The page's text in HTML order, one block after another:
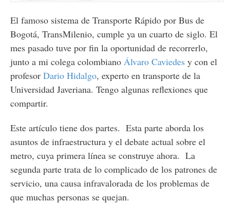
El famoso sistema de Transporte Rápido por Bus de
Bogotá, TransMilenio, cumple ya un cuarto de siglo. El
mes pasado tuve por fin la oportunidad de recorrerlo,
junto a mi colega colombiano Álvaro Caviedesy con el
profesor Dario Hidalgo, experto en transporte de la
Universidad Javeriana. Tengo algunas reflexiones que
compartir.
Este artículo tiene dos partes. Esta parte aborda los
asuntos de infraestructura y el debate actual sobre el
metro, cuya primera línea se construye ahora. La
segunda parte trata de lo complicado de los patrones de
servicio, una causa infravalorada de los problemas de
que muchas personas se quejan.